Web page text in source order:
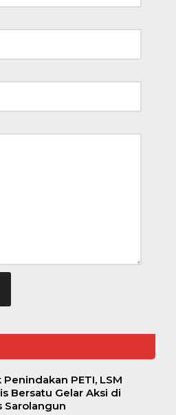
Penindakan PETI, LSM
Bersatu Gelar Aksi di
Sarolangun